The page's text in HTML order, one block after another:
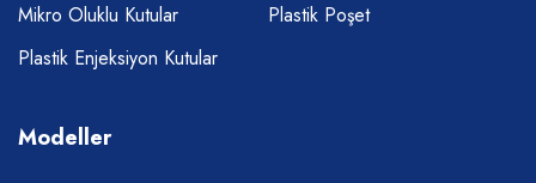
Mikro Oluklu Kutular
Plastik Enjeksiyon Kutular
Plastik Poşet
Modeller